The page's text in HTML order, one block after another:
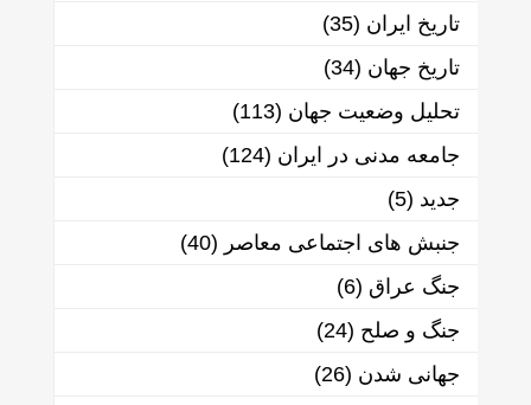
تاریخ ایران (35)
تاریخ جهان (34)
تحلیل وضعیت جهان (113)
جامعه مدنی در ایران (124)
جدید (5)
جنبش های اجتماعی معاصر (40)
جنگ عراق (6)
جنگ و صلح (24)
جهانی شدن (26)